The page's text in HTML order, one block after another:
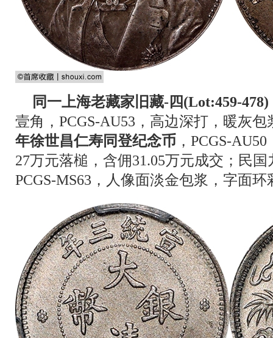
同一上海老藏家旧藏-四(Lot:459-478)
壹角，PCGS-AU53，高边深打，暖灰
年徐世昌仁寿同登纪念币 ，PCGS-
27万元落槌，含佣31.05万元成交；民
PCGS-MS63，人像面淡金包浆，字面